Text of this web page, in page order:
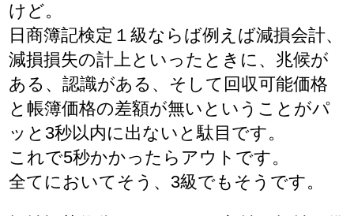
けど。
日商簿記検定１級ならば例えば減損会計、
減損損失の計上といったときに、兆候が
ある、認識がある、そして回収可能価格
と帳簿価格の差額が無いということがパ
ッと3秒以内に出ないと駄目です。
これで5秒かかったらアウトです。
全てにおいてそう、3級でもそうです。